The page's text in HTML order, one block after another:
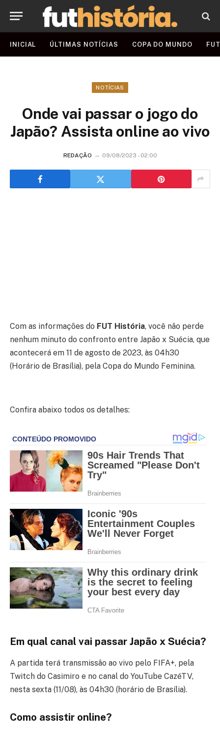
INICIAL ÚLTIMAS NOTÍCIAS COPA DO MUNDO
NOTÍCIAS
Onde vai passar o jogo do
Japão? Assista online ao vivo
REDAÇÃO 09/08/2023 - 02:00
Com as informações do FUT História, você não perde
nenhum minuto do confronto entre Japão x Suécia, que
acontecerá em 11 de agosto de 2023, às 04h30
(Horário de Brasília), pela Copa do Mundo Feminina.
Confira abaixo todos os detalhes:
Em qual canal vai passar Japão x Suécia?
A partida terá transmissão ao vivo pelo FIFA+, pela
Twitch do Casimiro e no canal do YouTube CazéTV,
nesta sexta (11/08), às 04h30 (horário de Brasília).
Como assistir online?